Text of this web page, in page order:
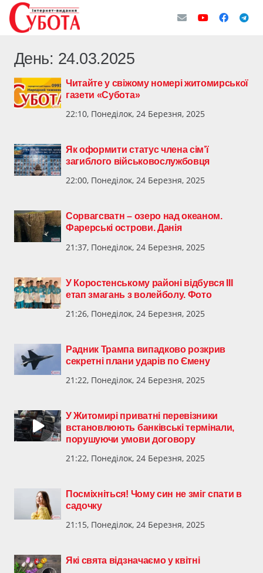
День: 24.03.2025
Читайте у свіжому номері житомирської
газети «Субота»
22:10, Понеділок, 24 Березня, 2025
Як оформити статус члена сім’ї
загиблого військовослужбовця
22:00, Понеділок, 24 Березня, 2025
Сорвагсватн – озеро над океаном.
Фарерські острови. Данія
21:37, Понеділок, 24 Березня, 2025
У Коростенському районі відбувся ІІІ
етап змагань з волейболу. Фото
21:26, Понеділок, 24 Березня, 2025
Радник Трампа випадково розкрив
секретні плани ударів по Ємену
21:22, Понеділок, 24 Березня, 2025
У Житомирі приватні перевізники
встановлюють банківські термінали,
порушуючи умови договору
21:22, Понеділок, 24 Березня, 2025
Посміхніться! Чому син не зміг спати в
садочку
21:15, Понеділок, 24 Березня, 2025
Які свята відзначаємо у квітні